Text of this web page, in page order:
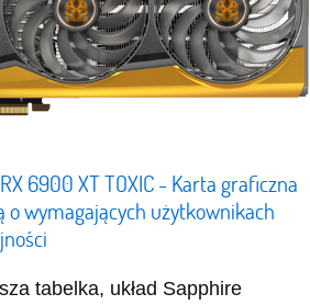
6900 XT TOXIC - Karta graficzna
o wymagających użytkownikach
tabelka, układ Sapphire